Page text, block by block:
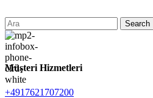
Search
Müşteri Hizmetleri
+4917621707200